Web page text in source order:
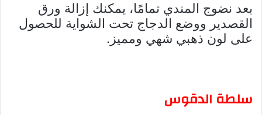
بعد نضوج المندي تمامًا، يمكنك إزالة ورق
القصدير ووضع الدجاج تحت الشواية للحصول
على لون ذهبي شهي ومميز.
سلطة الدقوس